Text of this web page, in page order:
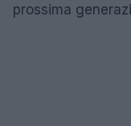
prossima